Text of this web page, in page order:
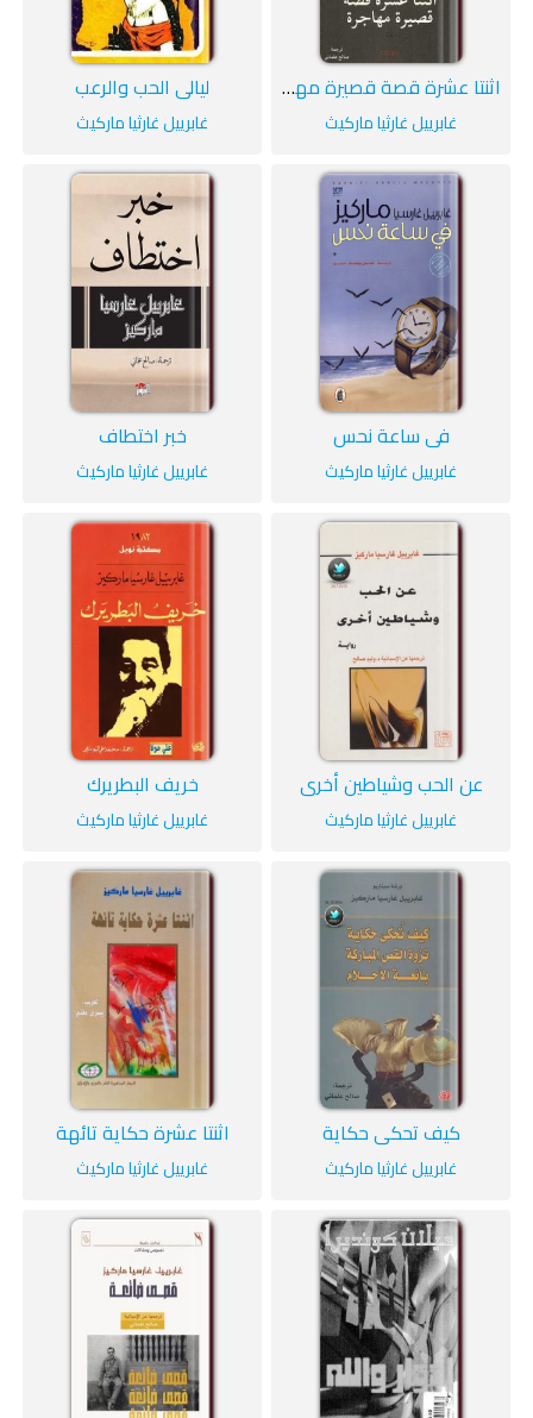
اثنتا عشرة قصة قصيرة مهاجرة
غابرييل غارثيا ماركيث
ليالى الحب والرعب
غابرييل غارثيا ماركيث
في ساعة نحس
غابرييل غارثيا ماركيث
خبر اختطاف
غابرييل غارثيا ماركيث
عن الحب وشياطين أخرى
غابرييل غارثيا ماركيث
خريف البطريرك
غابرييل غارثيا ماركيث
كيف تحكى حكاية
غابرييل غارثيا ماركيث
اثنتا عشرة حكاية تائهة
غابرييل غارثيا ماركيث